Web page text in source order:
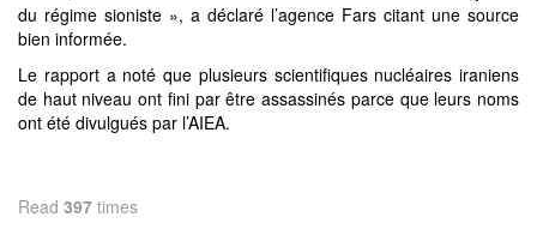
du régime sioniste », a déclaré l’agence Fars citant une source
bien informée.
Le rapport a noté que plusieurs scientifiques nucléaires iraniens
de haut niveau ont fini par être assassinés parce que leurs noms
ont été divulgués par l’AIEA.
Read 397 times